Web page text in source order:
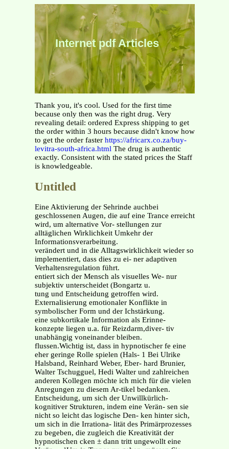
Internet pdf Articles
Thank you, it's cool. Used for the first time
because only then was the right drug. Very
revealing detail: ordered Express shipping to get
the order within 3 hours because didn't know how
to get the order faster https://africarx.co.za/buy-
levitra-south-africa.html The drug is authentic
exactly. Consistent with the stated prices the Staff
is knowledgeable.
Untitled
Eine Aktivierung der Sehrinde auchbei
geschlossenen Augen, die auf eine Trance erreicht
wird, um alternative Vor- stellungen zur
alltäglichen Wirklichkeit Umkehr der
Informationsverarbeitung.
verändert und in die Alltagswirklichkeit wieder so
implementiert, dass dies zu ei- ner adaptiven
Verhaltensregulation führt.
entiert sich der Mensch als visuelles We- nur
subjektiv unterscheidet (Bongartz u.
tung und Entscheidung getroffen wird.
Externalisierung emotionaler Konflikte in
symbolischer Form und der Ichstärkung.
eine subkortikale Information als Erinne-
konzepte liegen u.a. für Reizdarm,diver- tiv
unabhängig voneinander bleiben.
flussen.Wichtig ist, dass in hypnotischer fe eine
eher geringe Rolle spielen (Hals- 1 Bei Ulrike
Halsband, Reinhard Weber, Eber- hard Brunier,
Walter Tschugguel, Hedi Walter und zahlreichen
anderen Kollegen möchte ich mich für die vielen
Anregungen zu diesem Ar-tikel bedanken.
Entscheidung, um sich der Unwillkürlich-
kognitiver Strukturen, indem eine Verän- sen sie
nicht so leicht das logische Den- ken hinter sich,
um sich in die Irrationa- lität des Primärprozesses
zu begeben, die zugleich die Kreativität der
hypnotischen cken ± dann tritt ungewollt eine